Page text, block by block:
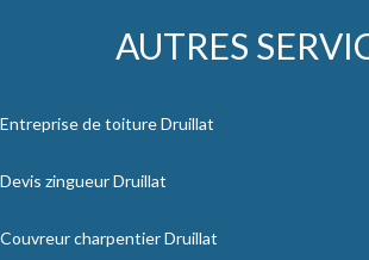
AUTRES
Entreprise de toiture Druillat
Devis zingueur Druillat
Couvreur charpentier Druillat